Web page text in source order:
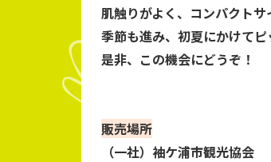
肌触りがよく、コンパクトサ
季節も進み、初夏にかけてピ
是非、この機会にどうぞ！
販売場所
（一社）袖ケ浦市観光協会